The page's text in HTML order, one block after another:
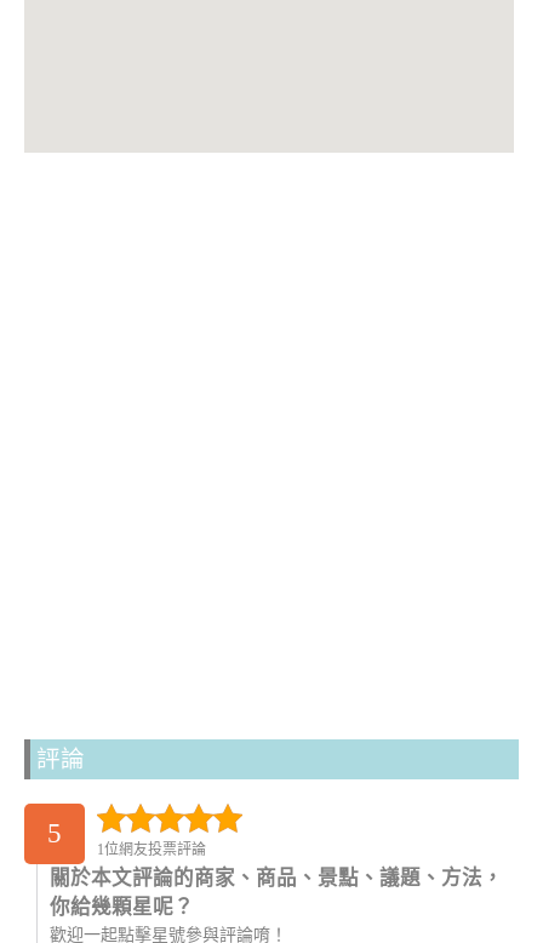
評論
5
1位網友投票評論
關於本文評論的商家、商品、景點、議題、方法，
你給幾顆星呢？
歡迎一起點擊星號參與評論唷！